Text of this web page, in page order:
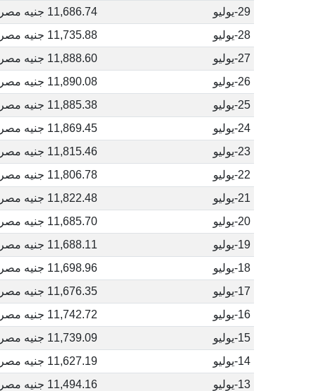
29-يوليو
11,686.74 جنيه مصري
28-يوليو
11,735.88 جنيه مصري
27-يوليو
11,888.60 جنيه مصري
26-يوليو
11,890.08 جنيه مصري
25-يوليو
11,885.38 جنيه مصري
24-يوليو
11,869.45 جنيه مصري
23-يوليو
11,815.46 جنيه مصري
22-يوليو
11,806.78 جنيه مصري
21-يوليو
11,822.48 جنيه مصري
20-يوليو
11,685.70 جنيه مصري
19-يوليو
11,688.11 جنيه مصري
18-يوليو
11,698.96 جنيه مصري
17-يوليو
11,676.35 جنيه مصري
16-يوليو
11,742.72 جنيه مصري
15-يوليو
11,739.09 جنيه مصري
14-يوليو
11,627.19 جنيه مصري
13-يوليو
11,494.16 جنيه مصري